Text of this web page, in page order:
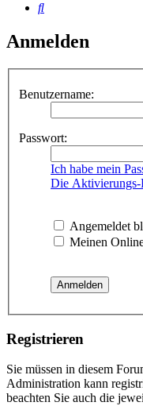
Suche
Anmelden
Benutzername:
Passwort:
Ich habe mein
Die Aktivierungs-
Angemeldet
Meinen
Registrieren
Sie müssen in diesem
Administration kann
beachten Sie auch die